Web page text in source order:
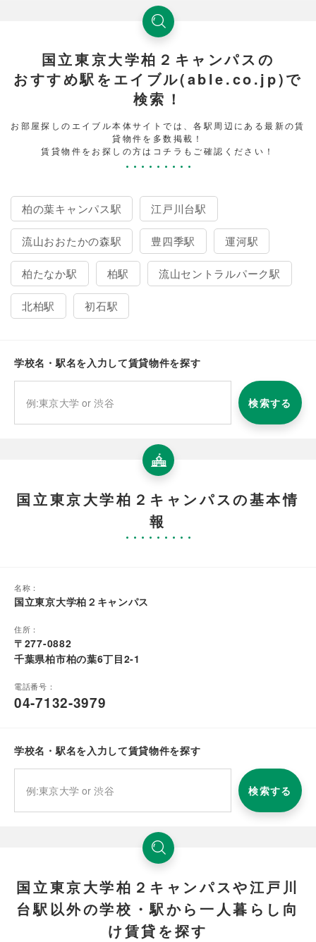
国立東京大学柏２キャンパスの
おすすめ駅をエイブル(able.co.jp)で
検索！
お部屋探しのエイブル本体サイトでは、各駅周辺にある最新の賃
貸物件を多数掲載！
賃貸物件をお探しの方はコチラもご確認ください！
柏の葉キャンパス駅 江戸川台駅
流山おおたかの森駅 豊四季駅 運河駅
柏たなか駅 柏駅 流山セントラルパーク駅
北柏駅 初石駅
学校名・駅名を入力して賃貸物件を探す
検索する
国立東京大学柏２キャンパスの基本情
報
名称：
国立東京大学柏２キャンパス
住所：
〒277-0882
千葉県柏市柏の葉6丁目2-1
電話番号：
04-7132-3979
学校名・駅名を入力して賃貸物件を探す
検索する
国立東京大学柏２キャンパスや江戸川
台駅以外の学校・駅から一人暮らし向
け賃貸を探す